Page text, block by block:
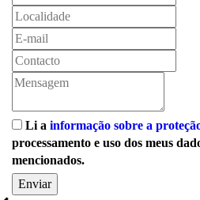
Li a informação sobre a
processamento e uso dos meus
mencionados.
Enviar